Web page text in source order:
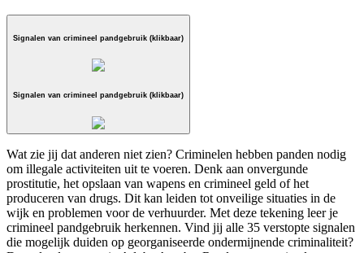
Signalen van crimineel pandgebruik (klikbaar)
Signalen van crimineel pandgebruik (klikbaar)
Wat zie jij dat anderen niet zien? Criminelen hebben panden nodig
om illegale activiteiten uit te voeren. Denk aan onvergunde
prostitutie, het opslaan van wapens en crimineel geld of het
produceren van drugs. Dit kan leiden tot onveilige situaties in de
wijk en problemen voor de verhuurder. Met deze tekening leer je
crimineel pandgebruik herkennen. Vind jij alle 35 verstopte signalen
die mogelijk duiden op georganiseerde ondermijnende criminaliteit?